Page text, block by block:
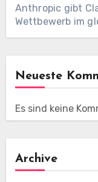
Anthropic gibt
Wettbewerb im
Neueste
Es sind keine
Archive